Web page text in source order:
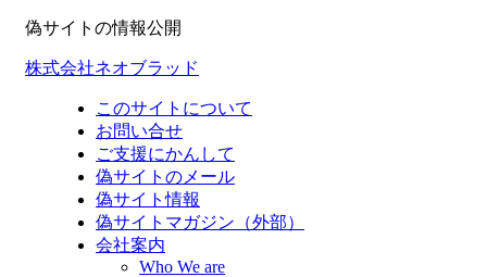
偽サイトの情報公開
株式会社ネオブラッド
このサイトについて
お問い合せ
ご支援にかんして
偽サイトのメール
偽サイト情報
偽サイトマガジン（外部）
会社案内
Who We are